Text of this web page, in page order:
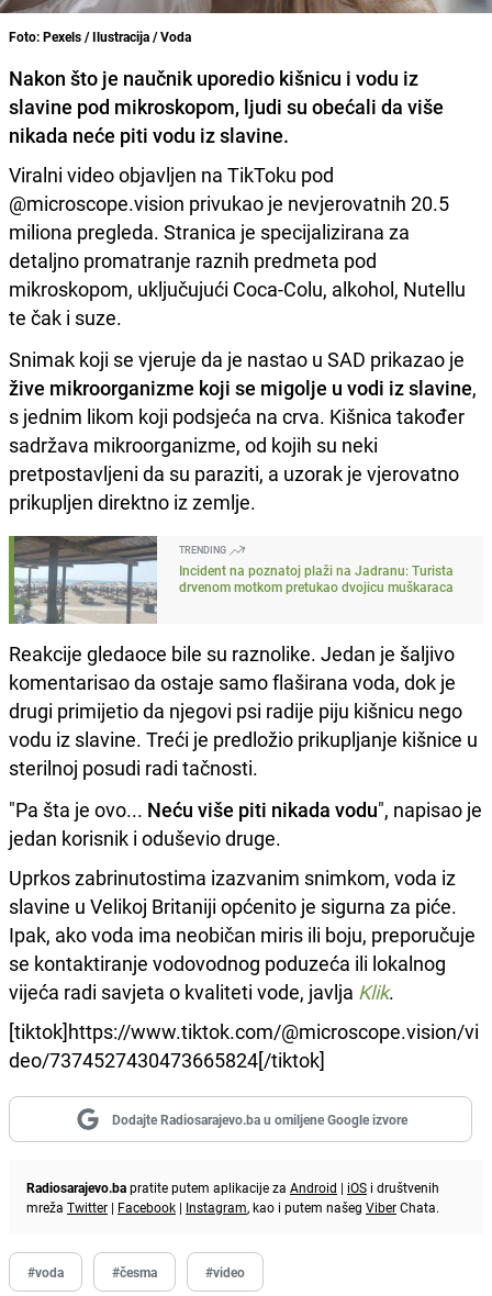
Foto: Pexels / Ilustracija / Voda
Nakon što je naučnik uporedio kišnicu i vodu iz
slavine pod mikroskopom, ljudi su obećali da više
nikada neće piti vodu iz slavine.
Viralni video objavljen na TikToku pod
@microscope.vision privukao je nevjerovatnih 20.5
miliona pregleda. Stranica je specijalizirana za
detaljno promatranje raznih predmeta pod
mikroskopom, uključujući Coca-Colu, alkohol, Nutellu
te čak i suze.
Snimak koji se vjeruje da je nastao u SAD prikazao je
žive mikroorganizme koji se migolje u vodi iz slavine,
s jednim likom koji podsjeća na crva. Kišnica također
sadržava mikroorganizme, od kojih su neki
pretpostavljeni da su paraziti, a uzorak je vjerovatno
prikupljen direktno iz zemlje.
TRENDING
Incident na poznatoj plaži na Jadranu: Turista
drvenom motkom pretukao dvojicu muškaraca
Reakcije gledaoce bile su raznolike. Jedan je šaljivo
komentarisao da ostaje samo flaširana voda, dok je
drugi primijetio da njegovi psi radije piju kišnicu nego
vodu iz slavine. Treći je predložio prikupljanje kišnice u
sterilnoj posudi radi tačnosti.
"Pa šta je ovo... Neću više piti nikada vodu", napisao je
jedan korisnik i oduševio druge.
Uprkos zabrinutostima izazvanim snimkom, voda iz
slavine u Velikoj Britaniji općenito je sigurna za piće.
Ipak, ako voda ima neobičan miris ili boju, preporučuje
se kontaktiranje vodovodnog poduzeća ili lokalnog
vijeća radi savjeta o kvaliteti vode, javlja Klik.
[tiktok]https://www.tiktok.com/@microscope.vision/vi
deo/7374527430473665824[/tiktok]
Dodajte Radiosarajevo.ba u omiljene Google izvore
Radiosarajevo.bapratite putem aplikacije za Android | iOS i društvenih
mreža Twitter | Facebook | Instagram, kao i putem našeg ViberChata.
#voda #česma #video